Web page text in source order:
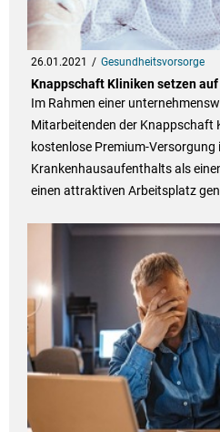
26.01.2021 Gesundheitsvorsorge
Knappschaft Kliniken setzen auf
Im Rahmen einer
Mitarbeitenden der Knappschaft
kostenlose Premium-Versorgung
Krankenhausaufenthalts als
einen attraktiven Arbeitsplatz